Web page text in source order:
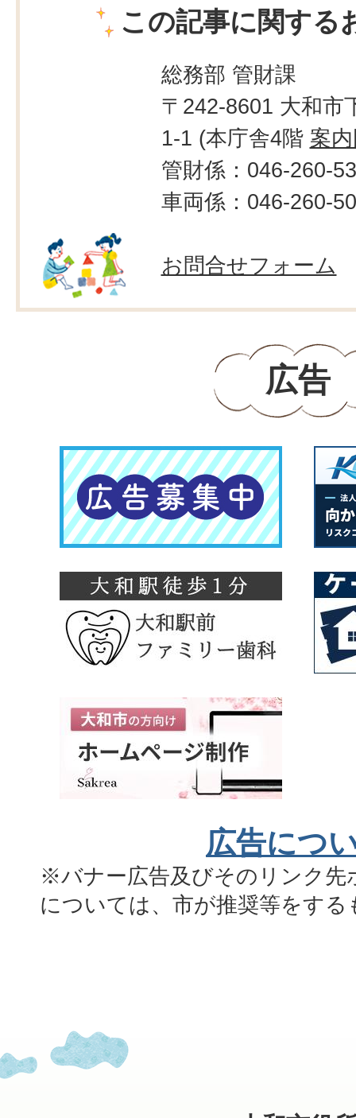
この記事に関する
総務部 管財課
〒242-8601 大和市
1-1 (本庁舎4階 案
管財係：046-260-
車両係：046-260-
お問合せフォーム
広告
広告につ
※バナー広告及びそのリンク先
については、市が推奨等をす